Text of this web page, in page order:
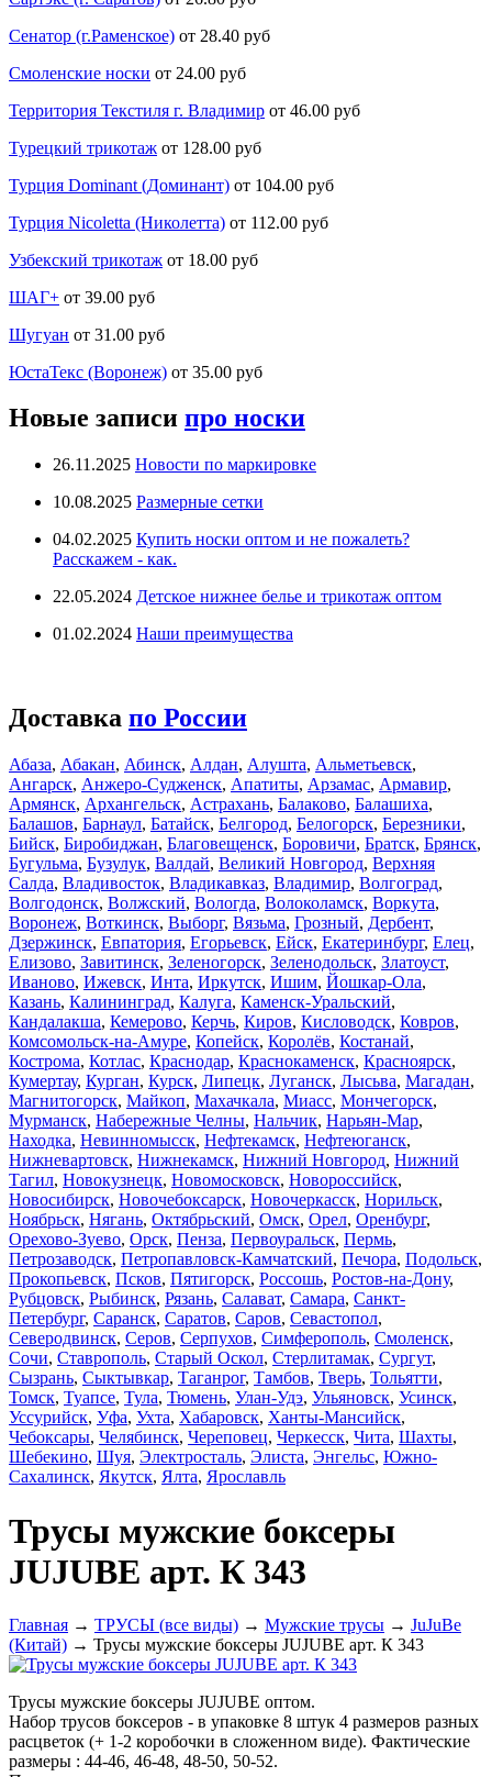
Сенатор (г.Раменское) от 28.40 руб
Смоленские носки от 24.00 руб
Территория Текстиля г. Владимир от 46.00 руб
Турецкий трикотаж от 128.00 руб
Турция Dominant (Доминант) от 104.00 руб
Турция Nicoletta (Николетта) от 112.00 руб
Узбекский трикотаж от 18.00 руб
ШАГ+ от 39.00 руб
Шугуан от 31.00 руб
ЮстаТекс (Воронеж) от 35.00 руб
Новые записи про носки
26.11.2025 Новости по маркировке
10.08.2025 Размерные сетки
04.02.2025 Купить носки оптом и не пожалеть?
Расскажем - как.
22.05.2024 Детское нижнее белье и трикотаж оптом
01.02.2024 Наши преимущества
Доставка по России
Абаза, Абакан, Абинск, Алдан, Алушта, Альметьевск,
Ангарск, Анжеро-Судженск, Апатиты, Арзамас, Армавир,
Армянск, Архангельск, Астрахань, Балаково, Балашиха,
Балашов, Барнаул, Батайск, Белгород, Белогорск, Березники,
Бийск, Биробиджан, Благовещенск, Боровичи, Братск, Брянск,
Бугульма, Бузулук, Валдай, Великий Новгород, Верхняя
Салда, Владивосток, Владикавказ, Владимир, Волгоград,
Волгодонск, Волжский, Вологда, Волоколамск, Воркута,
Воронеж, Воткинск, Выборг, Вязьма, Грозный, Дербент,
Дзержинск, Евпатория, Егорьевск, Ейск, Екатеринбург, Елец,
Елизово, Завитинск, Зеленогорск, Зеленодольск, Златоуст,
Иваново, Ижевск, Инта, Иркутск, Ишим, Йошкар-Ола,
Казань, Калининград, Калуга, Каменск-Уральский,
Кандалакша, Кемерово, Керчь, Киров, Кисловодск, Ковров,
Комсомольск-на-Амуре, Копейск, Королёв, Костанай,
Кострома, Котлас, Краснодар, Краснокаменск, Красноярск,
Кумертау, Курган, Курск, Липецк, Луганск, Лысьва, Магадан,
Магнитогорск, Майкоп, Махачкала, Миасс, Мончегорск,
Мурманск, Набережные Челны, Нальчик, Нарьян-Мар,
Находка, Невинномысск, Нефтекамск, Нефтеюганск,
Нижневартовск, Нижнекамск, Нижний Новгород, Нижний
Тагил, Новокузнецк, Новомосковск, Новороссийск,
Новосибирск, Новочебоксарск, Новочеркасск, Норильск,
Ноябрьск, Нягань, Октябрьский, Омск, Орел, Оренбург,
Орехово-Зуево, Орск, Пенза, Первоуральск, Пермь,
Петрозаводск, Петропавловск-Камчатский, Печора, Подольск,
Прокопьевск, Псков, Пятигорск, Россошь, Ростов-на-Дону,
Рубцовск, Рыбинск, Рязань, Салават, Самара, Санкт-
Петербург, Саранск, Саратов, Саров, Севастопол,
Северодвинск, Серов, Серпухов, Симферополь, Смоленск,
Сочи, Ставрополь, Старый Оскол, Стерлитамак, Сургут,
Сызрань, Сыктывкар, Таганрог, Тамбов, Тверь, Тольятти,
Томск, Туапсе, Тула, Тюмень, Улан-Удэ, Ульяновск, Усинск,
Уссурийск, Уфа, Ухта, Хабаровск, Ханты-Мансийск,
Чебоксары, Челябинск, Череповец, Черкесск, Чита, Шахты,
Шебекино, Шуя, Электросталь, Элиста, Энгельс, Южно-
Сахалинск, Якутск, Ялта, Ярославль
Трусы мужские боксеры
JUJUBE арт. К 343
Главная → ТРУСЫ (все виды) → Мужские трусы → JuJuBe
(Китай) → Трусы мужские боксеры JUJUBE арт. К 343
Трусы мужские боксеры JUJUBE оптом.
Набор трусов боксеров - в упаковке 8 штук 4 размеров разных
расцветок (+ 1-2 коробочки в сложенном виде). Фактические
размеры : 44-46, 46-48, 48-50, 50-52.